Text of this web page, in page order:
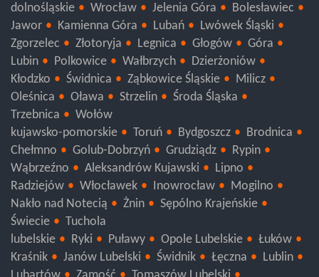
dolnośląskie Wrocław Jelenia Góra
Bolesławiec
Jawor
Kamienna Góra Lubań
Lwówek Śląski
Zgorzelec
Złotoryja Legnica Głogów
Góra
Lubin
Polkowice Wałbrzych
Dzierżoniów
Kłodzko
Świdnica Ząbkowice Śląskie
Milicz
Oleśnica
Oława Strzelin
Środa Śląska
Trzebnica
Wołów
kujawsko-pomorskie
Toruń Bydgoszcz
Brodnica
Chełmno
Golub-Dobrzyń Grudziądz
Rypin
Wąbrzeźno
Aleksandrów Kujawski
Lipno
Radziejów
Włocławek Inowrocław
Mogilno
Nakło nad Notecią
Żnin
Sępólno Krajeńskie
Świecie
Tuchola
lubelskie
Ryki Puławy Opole Lubelskie
Łuków
Kraśnik
Janów Lubelski Świdnik Łęczna
Lublin